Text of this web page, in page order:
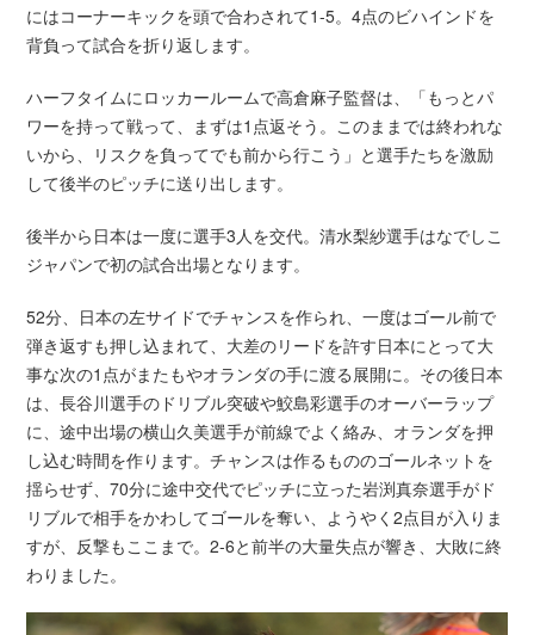
にはコーナーキックを頭で合わされて1-5。4点のビハインドを
背負って試合を折り返します。
ハーフタイムにロッカールームで高倉麻子監督は、「もっとパ
ワーを持って戦って、まずは1点返そう。このままでは終われな
いから、リスクを負ってでも前から行こう」と選手たちを激励
して後半のピッチに送り出します。
後半から日本は一度に選手3人を交代。清水梨紗選手はなでしこ
ジャパンで初の試合出場となります。
52分、日本の左サイドでチャンスを作られ、一度はゴール前で
弾き返すも押し込まれて、大差のリードを許す日本にとって大
事な次の1点がまたもやオランダの手に渡る展開に。その後日本
は、長谷川選手のドリブル突破や鮫島彩選手のオーバーラップ
に、途中出場の横山久美選手が前線でよく絡み、オランダを押
し込む時間を作ります。チャンスは作るもののゴールネットを
揺らせず、70分に途中交代でピッチに立った岩渕真奈選手がド
リブルで相手をかわしてゴールを奪い、ようやく2点目が入りま
すが、反撃もここまで。2-6と前半の大量失点が響き、大敗に終
わりました。